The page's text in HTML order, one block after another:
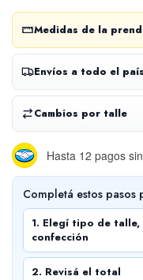
Medidas de la
Envíos a todo el país
Cambios por talle
Hasta 12 pagos
Completá estos pasos
1. Elegí tipo de
confección
2. Revisá el total